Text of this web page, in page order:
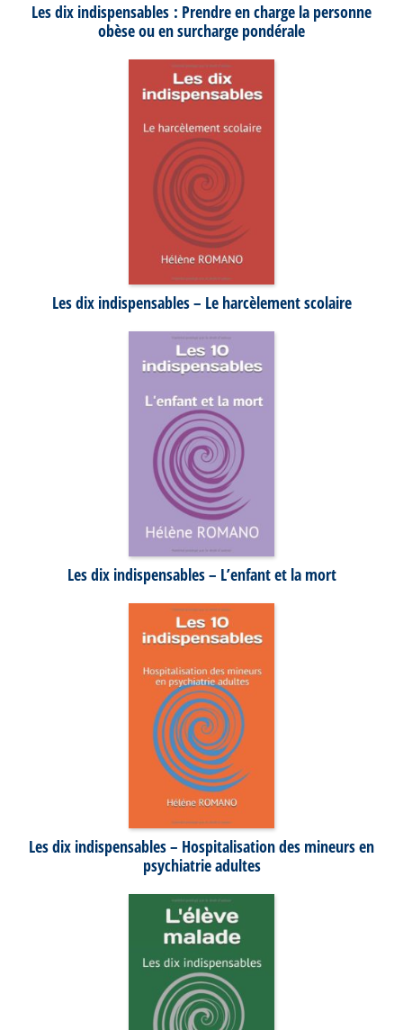
Les dix indispensables : Prendre en charge la personne
obèse ou en surcharge pondérale
Les dix indispensables – Le harcèlement scolaire
Les dix indispensables – L’enfant et la mort
Les dix indispensables – Hospitalisation des mineurs en
psychiatrie adultes